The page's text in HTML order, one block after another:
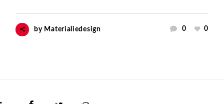
by Materialiedesign 0 0